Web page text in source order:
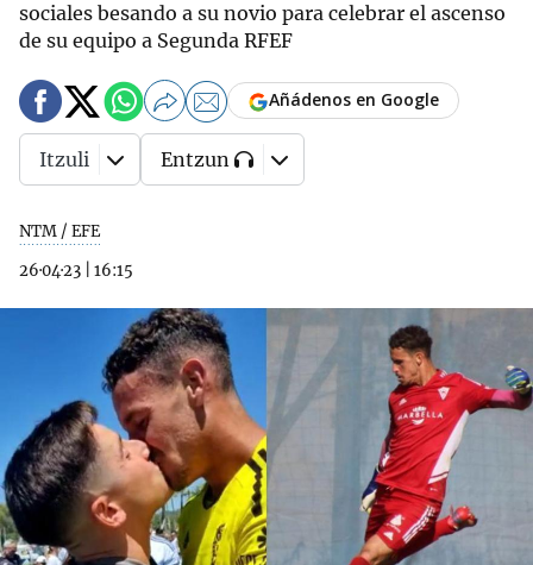
sociales besando a su novio para celebrar el ascenso
de su equipo a Segunda RFEF
NTM / EFE
26·04·23
16:15
Añádenos en Google
Itzuli Entzun